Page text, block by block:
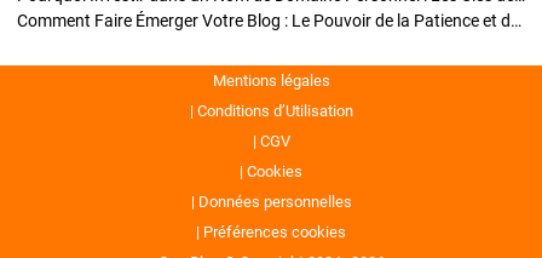
Comment Faire Émerger Votre Blog : Le Pouvoir de la Patience et de la Persévérance
Mentions légales
Conditions d’Utilisation
CGV
Cookies
Données personnelles
Préférences cookies